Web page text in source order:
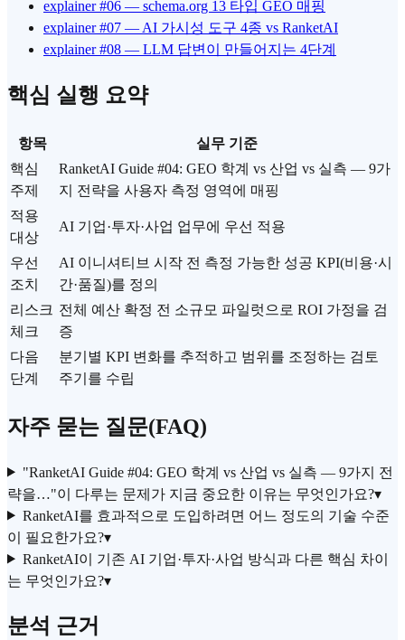
explainer #06 — schema.org 13 타입 GEO 매핑
explainer #07 — AI 가시성 도구 4종 vs RanketAI
explainer #08 — LLM 답변이 만들어지는 4단계
핵심 실행 요약
항목
실무 기준
핵심
주제
RanketAI Guide #04: GEO 학계 vs 산업 vs 실측 — 9가
지 전략을 사용자 측정 영역에 매핑
적용
대상
AI 기업·투자·사업 업무에 우선 적용
우선
조치
AI 이니셔티브 시작 전 측정 가능한 성공 KPI(비용·시
간·품질)를 정의
리스크
체크
전체 예산 확정 전 소규모 파일럿으로 ROI 가정을 검
증
다음
단계
분기별 KPI 변화를 추적하고 범위를 조정하는 검토
주기를 수립
자주 묻는 질문(FAQ)
"RanketAI Guide #04: GEO 학계 vs 산업 vs 실측 — 9가지 전
략을…"이 다루는 문제가 지금 중요한 이유는 무엇인가요?▾
RanketAI를 효과적으로 도입하려면 어느 정도의 기술 수준
이 필요한가요?▾
RanketAI이 기존 AI 기업·투자·사업 방식과 다른 핵심 차이
는 무엇인가요?▾
분석 근거